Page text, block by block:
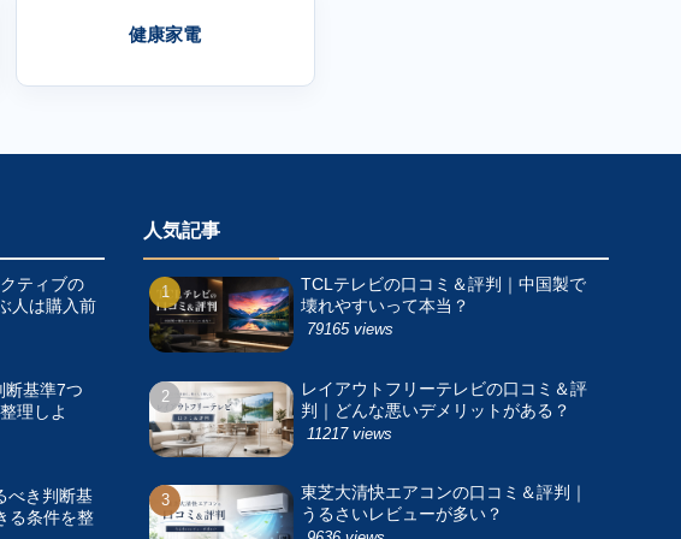
健康家電
ティブの
人は購入前
断基準7つ
理しよ
べき判断基
る条件を整
人気記事
TCLテレビの口コミ＆評判｜中国製で
壊れやすいって本当？
79165 views
レイアウトフリーテレビの口コミ＆評
判｜どんな悪いデメリットがある？
11217 views
東芝大清快エアコンの口コミ＆評判｜
うるさいレビューが多い？